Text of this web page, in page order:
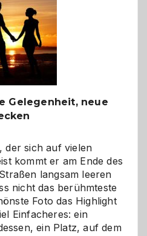
Gelegenheit, neue
der sich auf vielen
kommt er am Ende des
langsam leeren
nicht das berühmteste
Foto das Highlight
Einfacheres: ein
ein Platz, auf dem